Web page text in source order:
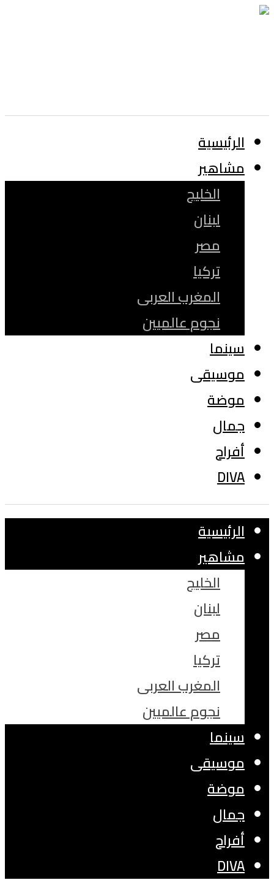
الرئيسية
مشاهير
الخليج
لبنان
مصر
تركيا
المغرب العربى
نجوم عالميين
سينما
موسيقى
موضة
جمال
أفراح
DIVA
الرئيسية
مشاهير
الخليج
لبنان
مصر
تركيا
المغرب العربى
نجوم عالميين
سينما
موسيقى
موضة
جمال
أفراح
DIVA